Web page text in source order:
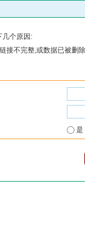
几个原因:
接不完整,或数据已被删